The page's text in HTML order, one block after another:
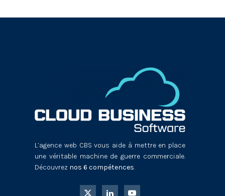
L’agence web CBS vous aide à mettre en place
une véritable machine de guerre commerciale.
Découvrez nos 6 compétences.